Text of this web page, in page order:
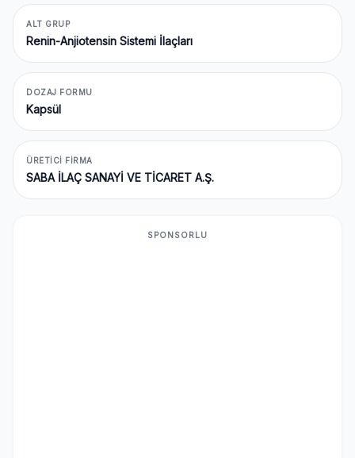
ALT GRUP
Renin-Anjiotensin Sistemi İlaçları
DOZAJ FORMU
Kapsül
ÜRETICI FIRMA
SABA İLAÇ SANAYİ VE TİCARET A.Ş.
SPONSORLU